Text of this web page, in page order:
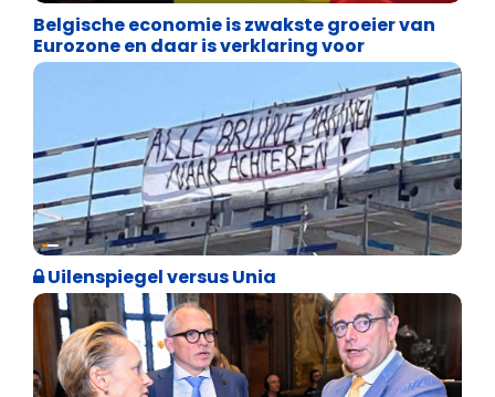
Belgische economie is zwakste groeier van
Eurozone en daar is verklaring voor
Cultuuroorlog
Uilenspiegel versus Unia